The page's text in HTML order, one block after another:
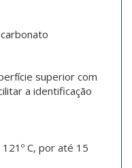
superior com
a identificação
121º C, por até 15